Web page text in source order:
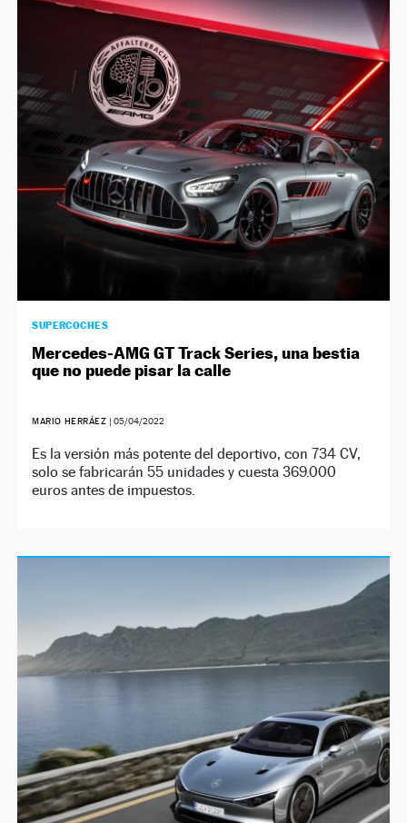
SUPERCOCHES
Mercedes-AMG GT Track Series, una bestia
que no puede pisar la calle
MARIO HERRÁEZ |05/04/2022
Es la versión más potente del deportivo, con 734 CV,
solo se fabricarán 55 unidades y cuesta 369.000
euros antes de impuestos.